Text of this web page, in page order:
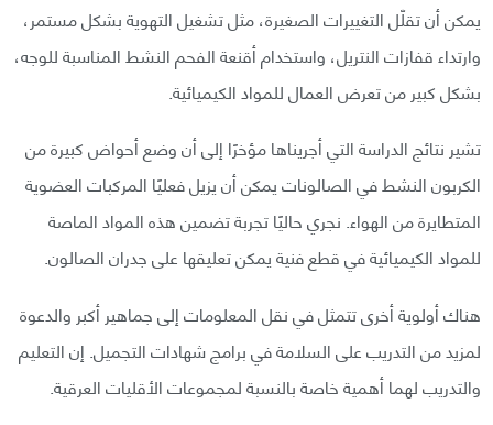
يمكن أن تقلّل التغييرات الصغيرة، مثل تشغيل التهوية بشكل مستمر،
وارتداء قفازات النتريل، واستخدام أقنعة الفحم النشط المناسبة للوجه،
بشكل كبير من تعرض العمال للمواد الكيميائية.
تشير نتائج الدراسة التي أجريناها مؤخرًا إلى أن وضع أحواض كبيرة من
الكربون النشط في الصالونات يمكن أن يزيل فعليًا المركبات العضوية
المتطايرة من الهواء. نجري حاليًا تجربة تضمين هذه المواد الماصة
للمواد الكيميائية في قطع فنية يمكن تعليقها على جدران الصالون.
هناك أولوية أخرى تتمثل في نقل المعلومات إلى جماهير أكبر والدعوة
لمزيد من التدريب على السلامة في برامج شهادات التجميل. إن التعليم
والتدريب لهما أهمية خاصة بالنسبة لمجموعات الأقليات العرقية.